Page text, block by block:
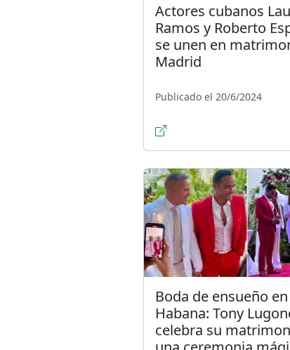
Actores cubanos
Ramos y Roberto
se unen en
Madrid
Publicado el 20/6/2024
Boda de ensueño en
Habana: Tony
celebra su